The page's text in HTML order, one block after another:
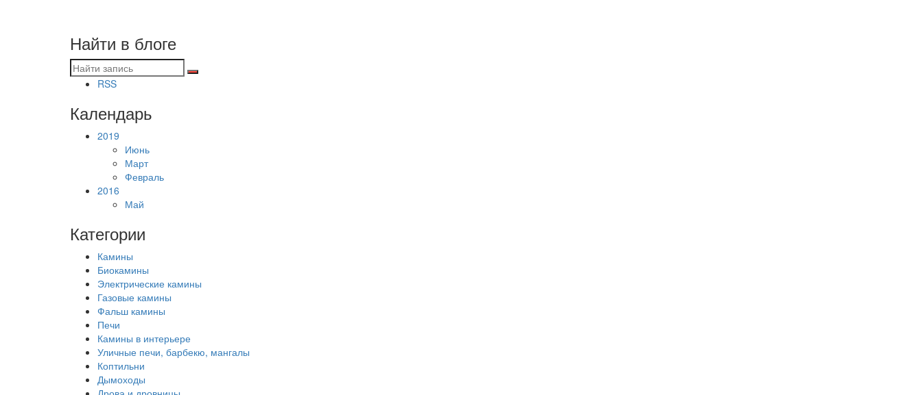
Найти в блоге
RSS
Календарь
2019
Июнь
Март
Февраль
2016
Май
Категории
Камины
Биокамины
Электрические камины
Газовые камины
Фальш камины
Печи
Камины в интерьере
Уличные печи, барбекю, мангалы
Коптильни
Дымоходы